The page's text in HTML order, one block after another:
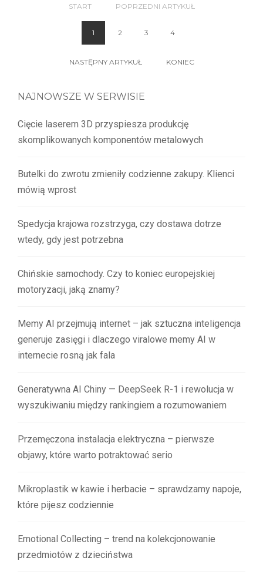
START POPRZEDNI ARTYKUŁ
1 2 3 4
NASTĘPNY ARTYKUŁ KONIEC
NAJNOWSZE W SERWISIE
Cięcie laserem 3D przyspiesza produkcję
skomplikowanych komponentów metalowych
Butelki do zwrotu zmieniły codzienne zakupy. Klienci
mówią wprost
Spedycja krajowa rozstrzyga, czy dostawa dotrze
wtedy, gdy jest potrzebna
Chińskie samochody. Czy to koniec europejskiej
motoryzacji, jaką znamy?
Memy AI przejmują internet – jak sztuczna inteligencja
generuje zasięgi i dlaczego viralowe memy AI w
internecie rosną jak fala
Generatywna AI Chiny — DeepSeek R-1 i rewolucja w
wyszukiwaniu między rankingiem a rozumowaniem
Przemęczona instalacja elektryczna – pierwsze
objawy, które warto potraktować serio
Mikroplastik w kawie i herbacie – sprawdzamy napoje,
które pijesz codziennie
Emotional Collecting – trend na kolekcjonowanie
przedmiotów z dzieciństwa